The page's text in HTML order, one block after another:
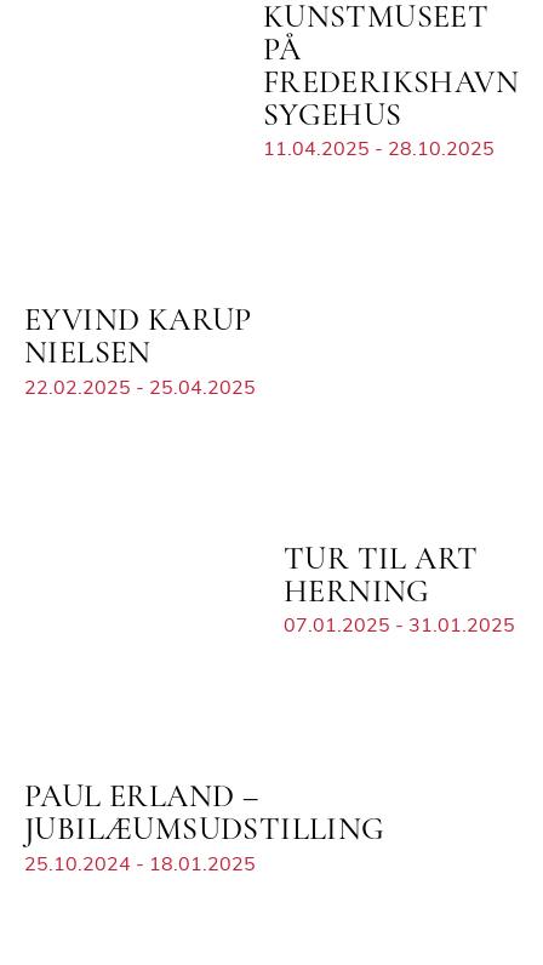
KUNSTMUSEET
PÅ
FREDERIKSHAVN
SYGEHUS
11.04.2025 - 28.10.2025
EYVIND KARUP
NIELSEN
22.02.2025 - 25.04.2025
TUR TIL ART
HERNING
07.01.2025 - 31.01.2025
PAUL ERLAND –
JUBILÆUMSUDSTILLING
25.10.2024 - 18.01.2025